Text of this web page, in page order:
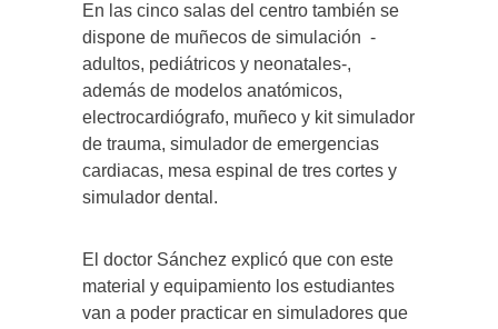
En las cinco salas del centro también se
dispone de muñecos de simulación -
adultos, pediátricos y neonatales-,
además de modelos anatómicos,
electrocardiógrafo, muñeco y kit simulador
de trauma, simulador de emergencias
cardiacas, mesa espinal de tres cortes y
simulador dental.
El doctor Sánchez explicó que con este
material y equipamiento los estudiantes
van a poder practicar en simuladores que